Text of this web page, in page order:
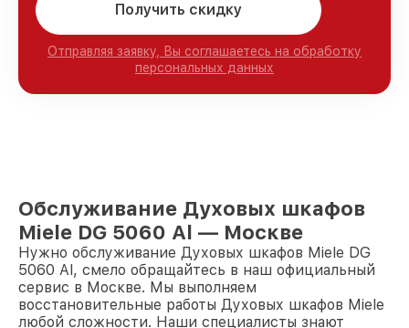
Получить скидку
Отправляя заявку, Вы соглашаетесь на обработку
персональных данных
Обслуживание Духовых шкафов
Miele DG 5060 Al — Москве
Нужно обслуживание Духовых шкафов Miele DG
5060 Al, смело обращайтесь в наш официальный
сервис в Москве. Мы выполняем
восстановительные работы Духовых шкафов Miele
любой сложности. Наши специалисты знают